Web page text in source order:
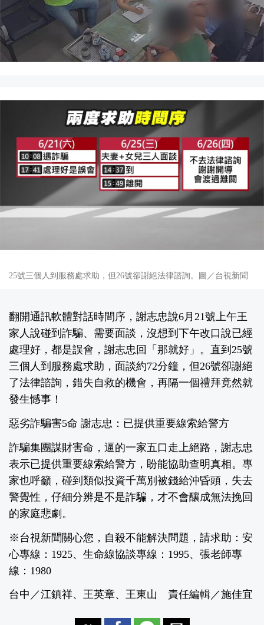
25號三個人到服務處求助，但26號卻謝絕法律諮詢。圖／台視新聞
翻開通訊軟體對話時間序，謝志忠說6月21號上午王
家人說碰到詐騙、需要面談，沒想到下午改口說已經
處理好，都是誤會，謝志忠回「那就好」。直到25號
三個人到服務處求助，面談約72分鐘，但26號卻謝絕
了法律諮詢，錯失自救的機會，再隔一個禮拜竟然就
發生憾事！
惡劣詐騙害5命 謝志忠：已提供重要線索給警方
詐騙集團謀財害命，逼的一家五口走上絕路，謝志忠
表示已提供重要線索給警方，盼能協助查明真相。專
家也呼籲，碰到類似投資千萬別被錢給沖昏頭，失去
警覺性，仔細分辨是不是詐騙，才不會釀成無法挽回
的家庭悲劇。
※台視新聞關心您，自殺不能解決問題，請求助：安
心專線：1925、生命線協談專線：1995、張老師專
線：1980
台中／江鎮祥、王英章、王東山 責任編輯／施佳宜